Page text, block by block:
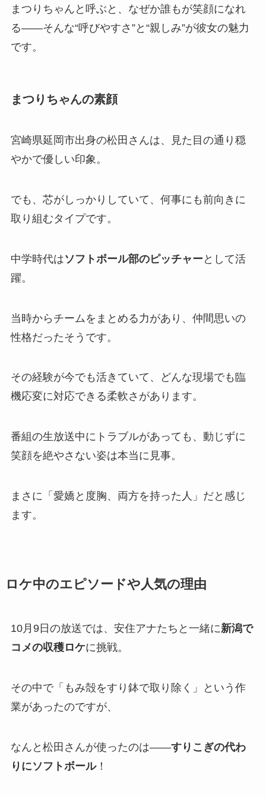
まつりちゃんと呼ぶと、なぜか誰もが笑顔になれ
る――そんな“呼びやすさ”と“親しみ”が彼女の魅力
です。
まつりちゃんの素顔
宮崎県延岡市出身の松田さんは、見た目の通り穏
やかで優しい印象。
でも、芯がしっかりしていて、何事にも前向きに
取り組むタイプです。
中学時代はソフトボール部のピッチャー として活
躍。
当時からチームをまとめる力があり、仲間思いの
性格だったそうです。
その経験が今でも活きていて、どんな現場でも臨
機応変に対応できる柔軟さがあります。
番組の生放送中にトラブルがあっても、動じずに
笑顔を絶やさない姿は本当に見事。
まさに「愛嬌と度胸、両方を持った人」だと感じ
ます。
ロケ中のエピソードや人気の理由
10月9日の放送では、安住アナたちと一緒に新潟で
コメの収穫ロケに挑戦。
その中で「もみ殻をすり鉢で取り除く」という作
業があったのですが、
なんと松田さんが使ったのは――すりこぎの代わ
りにソフトボール！